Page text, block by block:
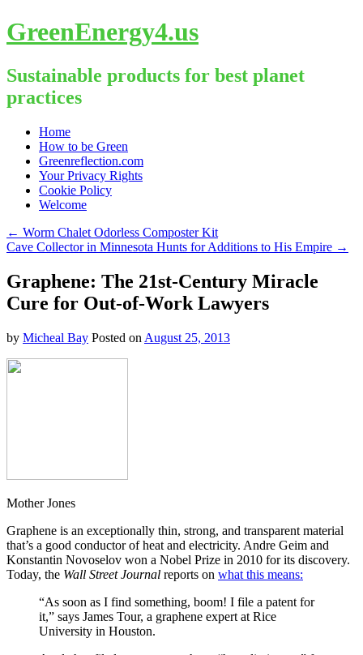
GreenEnergy4.us
Sustainable products for best planet
practices
Skip
content
Home
How to be Green
Greenreflection.com
Your Privacy Rights
Cookie Policy
Welcome
← Worm Chalet Odorless Composter Kit
Cave Collector in Minnesota Hunts for Additions to His Empire →
Graphene: The 21st-Century Miracle
Cure for Out-of-Work Lawyers
by Micheal Bay Posted on August 25, 2013
Mother Jones
Graphene is an exceptionally thin, strong, and transparent material
that’s a good conductor of heat and electricity. Andre Geim and
Konstantin Novoselov won a Nobel Prize in 2010 for its discovery.
Today, the Wall Street Journal reports on what this means:
“As soon as I find something, boom! I file a patent for
it,” says James Tour, a graphene expert at Rice
University in Houston.